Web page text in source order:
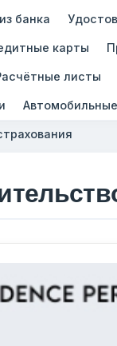
банка
карты
листы